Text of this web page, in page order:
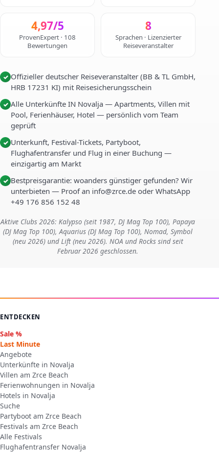
4,97/5
ProvenExpert · 108
Bewertungen
8
Sprachen · Lizenzierter
Reiseveranstalter
✓ Offizieller deutscher Reiseveranstalter (BB & TL GmbH,
HRB 17231 KI) mit Reisesicherungsschein
✓ Alle Unterkünfte IN Novalja — Apartments, Villen mit
Pool, Ferienhäuser, Hotel — persönlich vom Team
geprüft
✓ Unterkunft, Festival-Tickets, Partyboot,
Flughafentransfer und Flug in einer Buchung —
einzigartig am Markt
✓ Bestpreisgarantie: woanders günstiger gefunden? Wir
unterbieten — Proof an info@zrce.de oder WhatsApp
+49 176 856 152 48
Aktive Clubs 2026: Kalypso (seit 1987, DJ Mag Top 100), Papaya
(DJ Mag Top 100), Aquarius (DJ Mag Top 100), Nomad, Symbol
(neu 2026) und Lift (neu 2026). NOA und Rocks sind seit
Februar 2026 geschlossen.
ENTDECKEN
Sale %
Last Minute
Angebote
Unterkünfte in Novalja
Villen am Zrce Beach
Ferienwohnungen in Novalja
Hotels in Novalja
Suche
Partyboot am Zrce Beach
Festivals am Zrce Beach
Alle Festivals
Flughafentransfer Novalja